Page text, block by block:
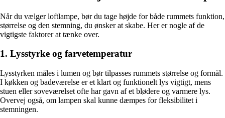
Når du vælger loftlampe, bør du tage højde for både rummets funktion,
størrelse og den stemning, du ønsker at skabe. Her er nogle af de
vigtigste faktorer at tænke over.
1. Lysstyrke og farvetemperatur
Lysstyrken måles i lumen og bør tilpasses rummets størrelse og formål.
I køkken og badeværelse er et klart og funktionelt lys vigtigt, mens
stuen eller soveværelset ofte har gavn af et blødere og varmere lys.
Overvej også, om lampen skal kunne dæmpes for fleksibilitet i
stemningen.